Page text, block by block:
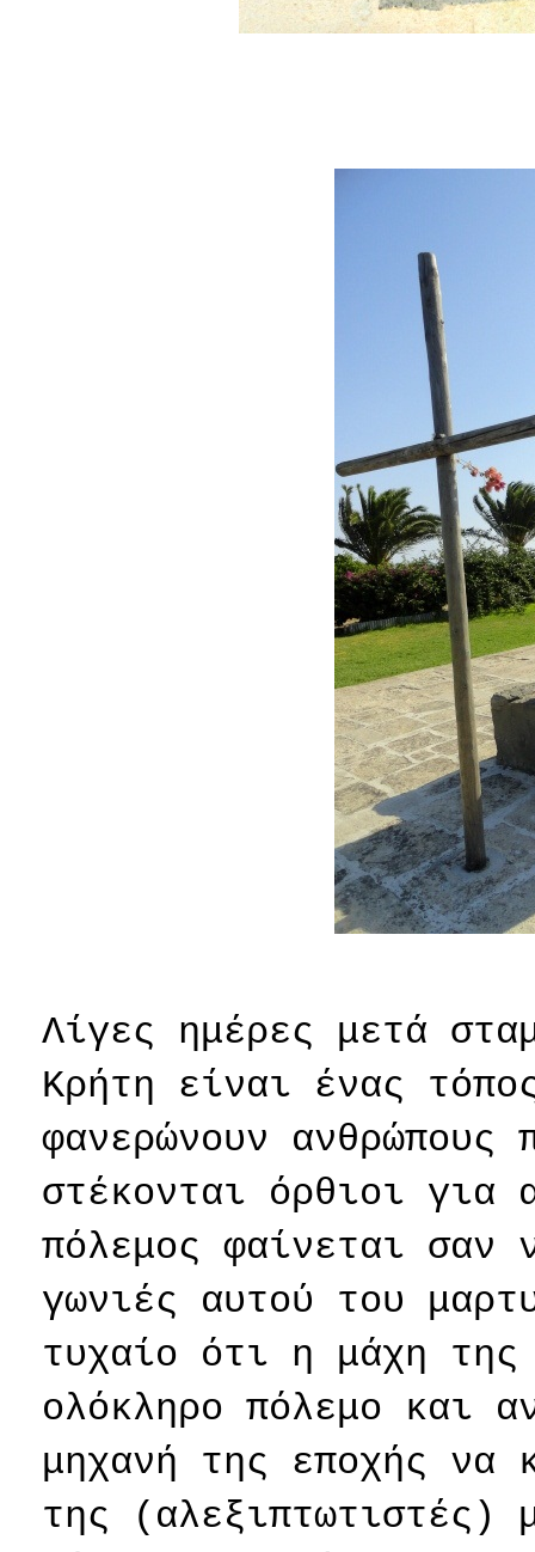
Λίγες ημέρες μετά
Κρήτη είναι ένας
φανερώνουν
στέκονται όρθιοι για
πόλεμος φαίνεται σαν
γωνιές αυτού του
τυχαίο ότι η μάχη της
ολόκληρο πόλεμο και
μηχανή της εποχής να
της (αλεξιπτωτιστές)